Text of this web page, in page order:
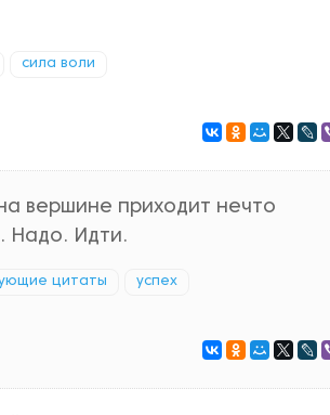
сила воли
вершине приходит нечто
Надо. Идти.
цитаты успех